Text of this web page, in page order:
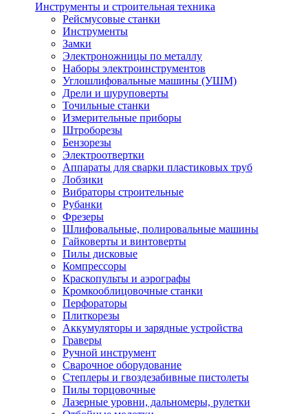
Инструменты и строительная техника
Рейсмусовые станки
Инструменты
Замки
Электроножницы по металлу
Наборы электроинструментов
Углошлифовальные машины (УШМ)
Дрели и шуруповерты
Точильные станки
Измерительные приборы
Штроборезы
Бензорезы
Электроотвертки
Аппараты для сварки пластиковых труб
Лобзики
Вибраторы строительные
Рубанки
Фрезеры
Шлифовальные, полировальные машины
Гайковерты и винтоверты
Пилы дисковые
Компрессоры
Краскопульты и аэрографы
Кромкооблицовочные станки
Перфораторы
Плиткорезы
Аккумуляторы и зарядные устройства
Граверы
Ручной инструмент
Сварочное оборудование
Степлеры и гвоздезабивные пистолеты
Пилы торцовочные
Лазерные уровни, дальномеры, рулетки